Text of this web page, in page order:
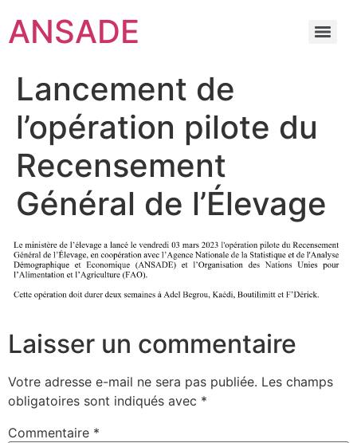
ANSADE
Lancement de
l’opération pilote du
Recensement
Général de l’Élevage
Laisser un commentaire
Votre adresse e-mail ne sera pas publiée. Les champs
obligatoires sont indiqués avec *
Commentaire *